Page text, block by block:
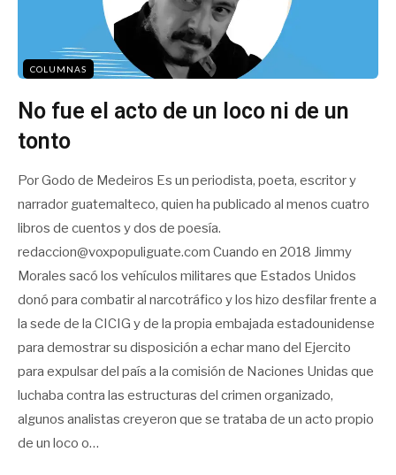
COLUMNAS
No fue el acto de un loco ni de un
tonto
Por Godo de Medeiros Es un periodista, poeta, escritor y
narrador guatemalteco, quien ha publicado al menos cuatro
libros de cuentos y dos de poesía.
redaccion@voxpopuliguate.com Cuando en 2018 Jimmy
Morales sacó los vehículos militares que Estados Unidos
donó para combatir al narcotráfico y los hizo desfilar frente a
la sede de la CICIG y de la propia embajada estadounidense
para demostrar su disposición a echar mano del Ejercito
para expulsar del país a la comisión de Naciones Unidas que
luchaba contra las estructuras del crimen organizado,
algunos analistas creyeron que se trataba de un acto propio
de un loco o…